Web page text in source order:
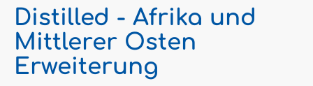
Distilled - Afrika und
Mittlerer Osten
Erweiterung